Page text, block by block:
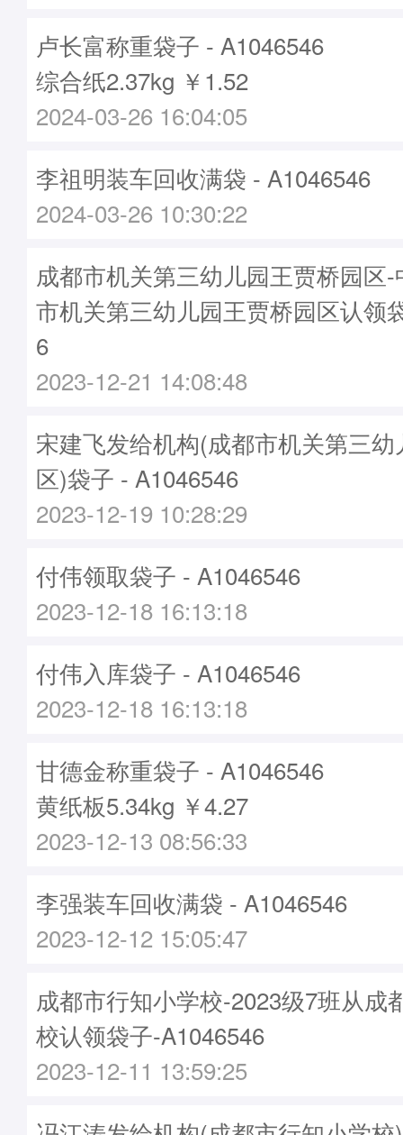
卢长富称重袋子 - A1046546
综合纸2.37kg ￥1.52
2024-03-26 16:04:05
李祖明装车回收满袋 - A1046546
2024-03-26 10:30:22
成都市机关第三幼儿园王贾桥园区
市机关第三幼儿园王贾桥园区认领
6
2023-12-21 14:08:48
宋建飞发给机构(成都市机关第三
区)袋子 - A1046546
2023-12-19 10:28:29
付伟领取袋子 - A1046546
2023-12-18 16:13:18
付伟入库袋子 - A1046546
2023-12-18 16:13:18
甘德金称重袋子 - A1046546
黄纸板5.34kg ￥4.27
2023-12-13 08:56:33
李强装车回收满袋 - A1046546
2023-12-12 15:05:47
成都市行知小学校-2023级7班从成
校认领袋子-A1046546
2023-12-11 13:59:25